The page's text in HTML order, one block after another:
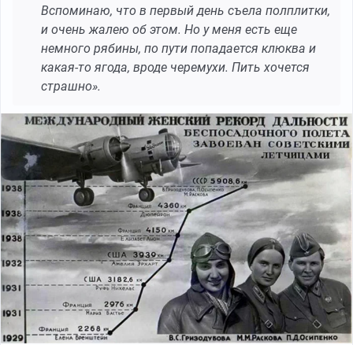
Вспоминаю, что в первый день съела полплитки,
и очень жалею об этом. Но у меня есть еще
немного рябины, по пути попадается клюква и
какая-то ягода, вроде черемухи. Пить хочется
страшно».